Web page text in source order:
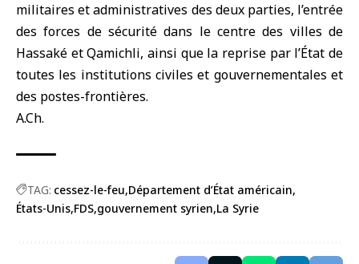
militaires et administratives des deux parties, l’entrée
des forces de sécurité dans le centre des villes de
Hassaké et Qamichli, ainsi que la reprise par l’État de
toutes les institutions civiles et gouvernementales et
des postes-frontières.
A.Ch.
TAG: cessez-le-feu Département d’État américain
États-Unis FDS gouvernement syrien La Syrie